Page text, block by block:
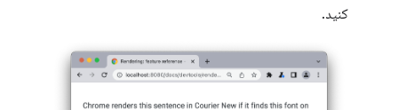
کنید.